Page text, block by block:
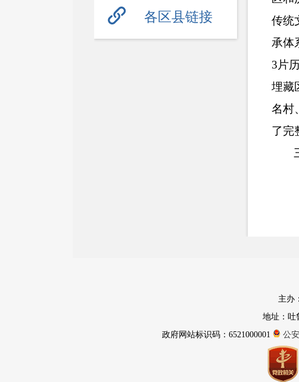
统计信息
提案议案
各区县链接
传统
承体
3片
埋藏
名村
了完
录。
主办
地址：吐
政府网站标识码：6521000001
公安